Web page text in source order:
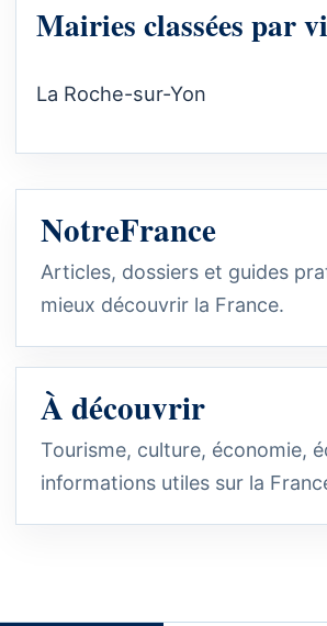
Mairies classées par
La Roche-sur-Yon
NotreFrance
Articles, dossiers et guides
mieux découvrir la France.
À découvrir
Tourisme, culture, économie,
informations utiles sur la